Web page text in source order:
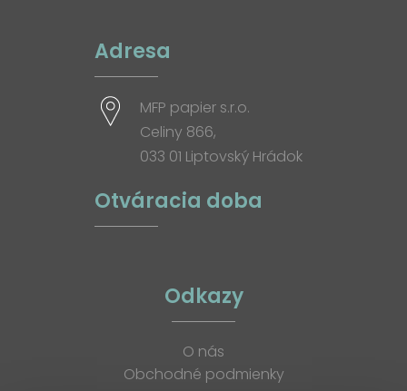
Adresa
MFP papier s.r.o.
Celiny 866,
033 01 Liptovský Hrádok
Otváracia doba
Odkazy
O nás
Obchodné podmienky